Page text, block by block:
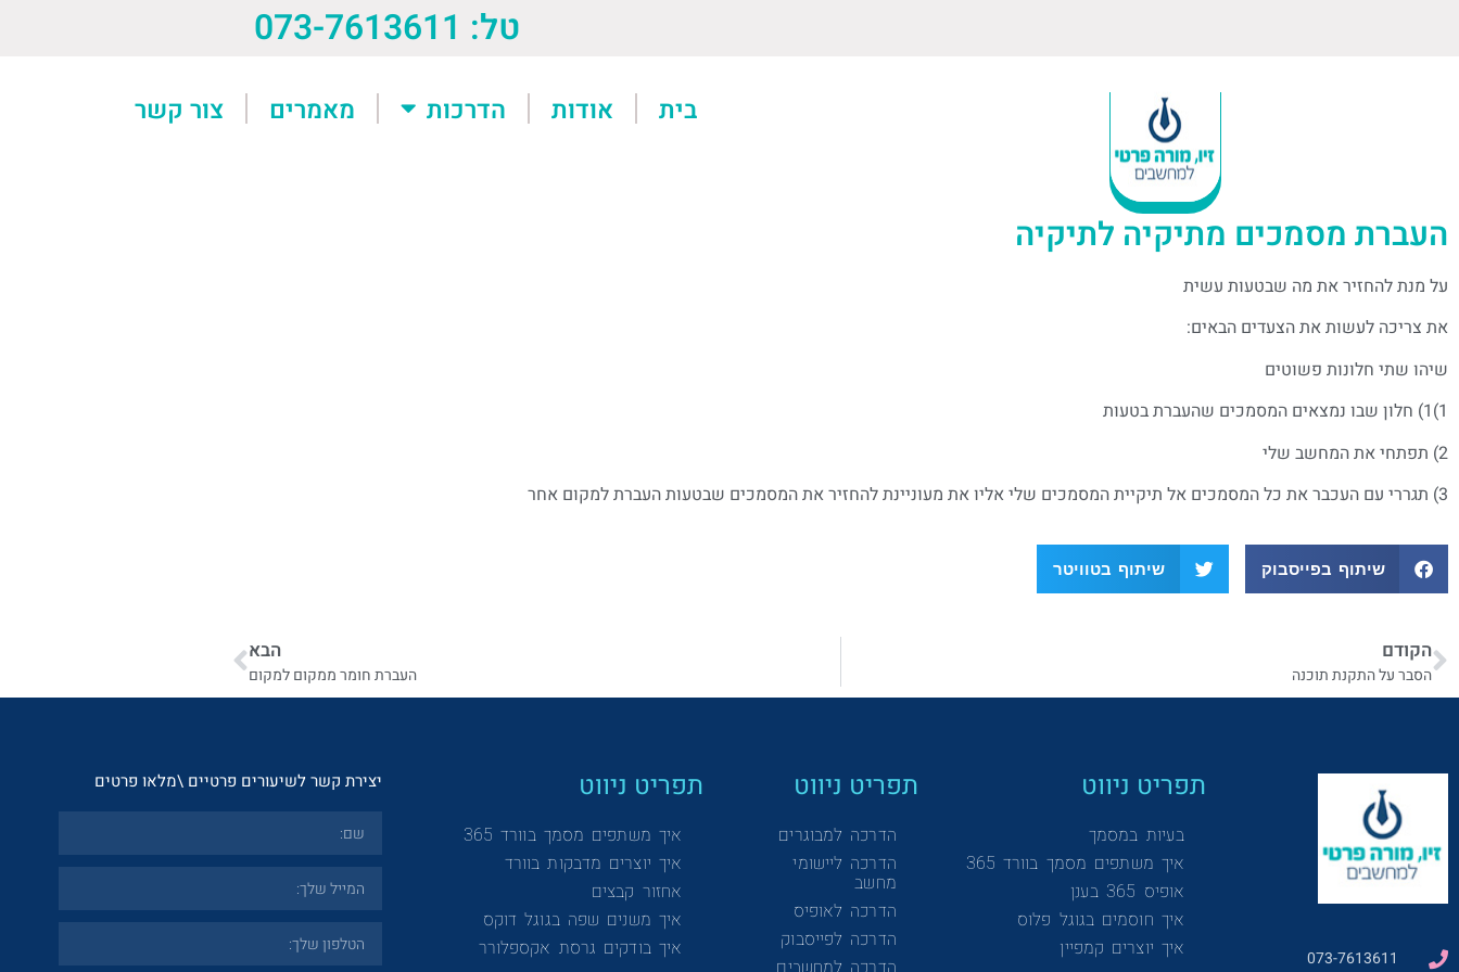
טל: 073-7613611
בית אודות הדרכות מאמרים צור קשר
העברת מסמכים מתיקיה לתיקיה
על מנת להחזיר את מה שבטעות עשית
את צריכה לעשות את הצעדים הבאים:
שיהו שתי חלונות פשוטים
1)1) חלון שבו נמצאים המסמכים שהעברת בטעות
2) תפתחי את המחשב שלי
3) תגררי עם העכבר את כל המסמכים אל תיקיית המסמכים שלי אליו את מעוניינת להחזיר את המסמכים שבטעות העברת למקום אחר
שיתוף בפייסבוק שיתוף בטוויטר
הקודם
הסבר על התקנת תוכנה
הבא
העברת חומר ממקום למקום
073-7613611
תפריט ניווט
בעיות במסמך
איך משתפים מסמך בוורד 365
אופיס 365 בענן
איך חוסמים בגוגל פלוס
איך יוצרים קמפיין
תפריט ניווט
הדרכה למבוגרים
הדרכה ליישומי
מחשב
הדרכה לאופיס
הדרכה לפייסבוק
הדרכה למחשבים
תפריט ניווט
איך משתפים מסמך בוורד 365
איך יוצרים מדבקות בוורד
אחזור קבצים
איך משנים שפה בגוגל דוקס
איך בודקים גרסת אקספלורר
יצירת קשר לשיעורים פרטיים \מלאו פרטים